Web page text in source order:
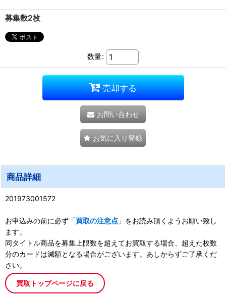
募集数2枚
数量:
売却する
お問い合わせ
お気に入り登録
商品詳細
201973001572
お申込みの前に必ず「買取の注意点 」をお読み頂くようお願い致し
ます。
同タイトル商品を募集上限数を超えてお買取する場合、超えた枚数
分のカードは減額となる場合がございます。あしからずご了承くだ
さい。
買取トップページに戻る